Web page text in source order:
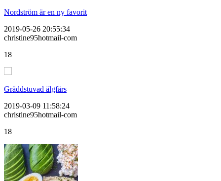
Nordström är en ny favorit
2019-05-26 20:55:34
christine95hotmail-com
18
Gräddstuvad älgfärs
2019-03-09 11:58:24
christine95hotmail-com
18